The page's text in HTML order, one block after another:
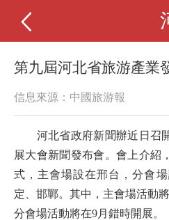
第九屆河北省旅游產業
信息來源：中國旅游報
河北省政府新聞辦近日召
展大會新聞發布會。會上介紹
式，主會場設在邢台，分會
定、邯鄲。其中，主會場活動
分會場活動將在9月錯時開展。